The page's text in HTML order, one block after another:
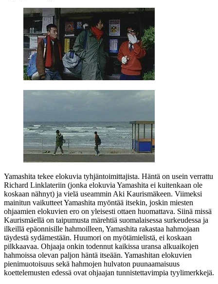
Yamashita tekee elokuvia tyhjäntoimittajista. Häntä on usein verrattu
Richard Linklateriin (jonka elokuvia Yamashita ei kuitenkaan ole
koskaan nähnyt) ja vielä useammin Aki Kaurismäkeen. Viimeksi
mainitun vaikutteet Yamashita myöntää itsekin, joskin miesten
ohjaamien elokuvien ero on yleisesti ottaen huomattava. Siinä missä
Kaurismäellä on taipumusta märehtiä suomalaisessa surkeudessa ja
ilkeillä epäonnisille hahmoilleen, Yamashita rakastaa hahmojaan
täydestä sydämestään. Huumori on myötämielistä, ei koskaan
pilkkaavaa. Ohjaaja onkin todennut kaikissa uransa alkuaikojen
hahmoissa olevan paljon häntä itseään. Yamashitan elokuvien
pienimuotoisuus sekä hahmojen hulvaton puunaamaisuus
koettelemusten edessä ovat ohjaajan tunnistettavimpia tyylimerkkejä.